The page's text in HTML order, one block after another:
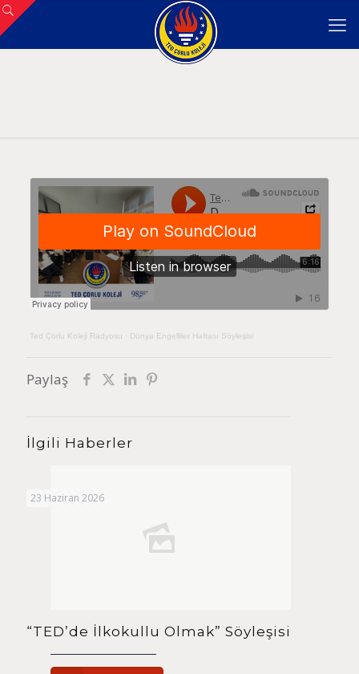
Ted Çorlu Koleji Radyosu · Dünya Engelliler Haftası Söyleşisi
Paylaş
İlgili Haberler
23 Haziran 2026
“TED’de İlkokullu Olmak” Söyleşisi